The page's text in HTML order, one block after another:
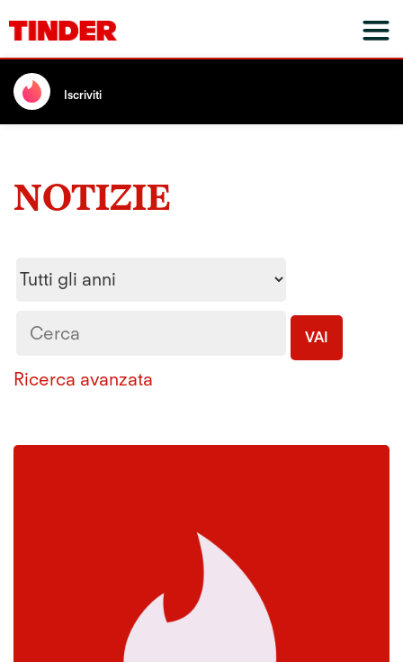
Iscriviti
NOTIZIE
Year
VAI
Ricerca avanzata